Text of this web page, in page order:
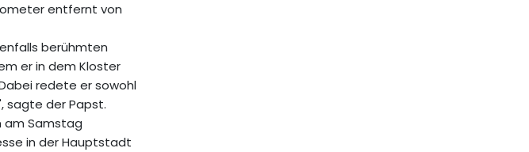
entfernt von
berühmten
er in dem Kloster
redete er sowohl
sagte der Papst.
am Samstag
in der Hauptstadt